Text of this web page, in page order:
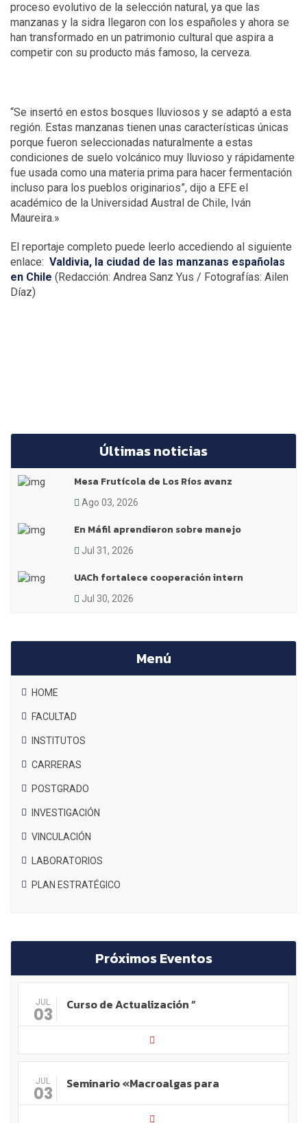
proceso evolutivo de la selección natural, ya que las
manzanas y la sidra llegaron con los españoles y ahora se
han transformado en un patrimonio cultural que aspira a
competir con su producto más famoso, la cerveza.
“Se insertó en estos bosques lluviosos y se adaptó a esta
región. Estas manzanas tienen unas características únicas
porque fueron seleccionadas naturalmente a estas
condiciones de suelo volcánico muy lluvioso y rápidamente
fue usada como una materia prima para hacer fermentación
incluso para los pueblos originarios”, dijo a EFE el
académico de la Universidad Austral de Chile, Iván
Maureira.»
El reportaje completo puede leerlo accediendo al siguiente
enlace: Valdivia, la ciudad de las manzanas españolas
en Chile (Redacción: Andrea Sanz Yus / Fotografías: Ailen
Díaz)
Últimas noticias
Mesa Frutícola de Los Ríos avanz
Ago 03, 2026
En Máfil aprendieron sobre manejo
Jul 31, 2026
UACh fortalece cooperación intern
Jul 30, 2026
Menú
HOME
FACULTAD
INSTITUTOS
CARRERAS
POSTGRADO
INVESTIGACIÓN
VINCULACIÓN
LABORATORIOS
PLAN ESTRATÉGICO
Próximos Eventos
JUL
03 Curso de Actualización “
JUL
03 Seminario «Macroalgas para